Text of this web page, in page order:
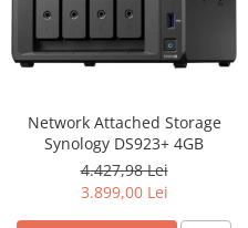
Network Attached Storage
Synology DS923+ 4GB
4.427,98 Lei
3.899,00 Lei